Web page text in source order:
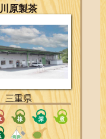
川原製茶
三重県